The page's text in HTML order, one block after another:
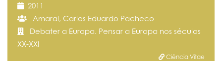
2011
Amaral, Carlos Eduardo Pacheco
Debater a Europa. Pensar a Europa nos séculos
XX-XXI
Ciência Vitae